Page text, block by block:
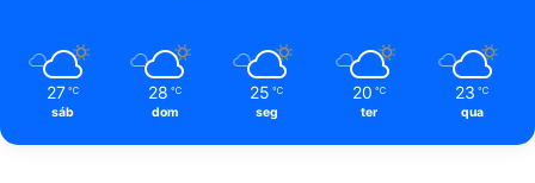
27 ℃
sáb
28 ℃
dom
25 ℃
seg
20 ℃
ter
23 ℃
qua